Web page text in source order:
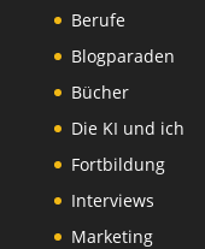
Berufe
Blogparaden
Bücher
Die KI und ich
Fortbildung
Interviews
Marketing